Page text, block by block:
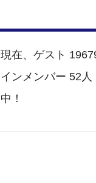
現在、ゲスト
インメンバー 52人
中！